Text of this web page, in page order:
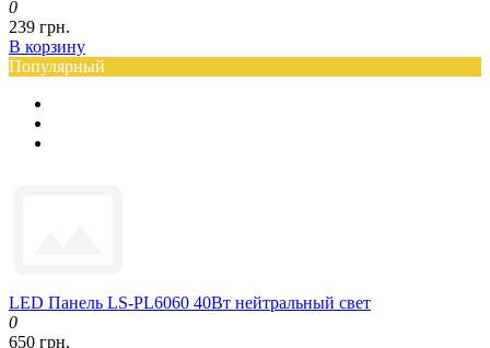
0
239 грн.
В корзину
Популярный
LED Панель LS-PL6060 40Вт нейтральный свет
0
650 грн.